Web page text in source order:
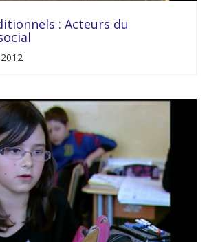
: Acteurs du